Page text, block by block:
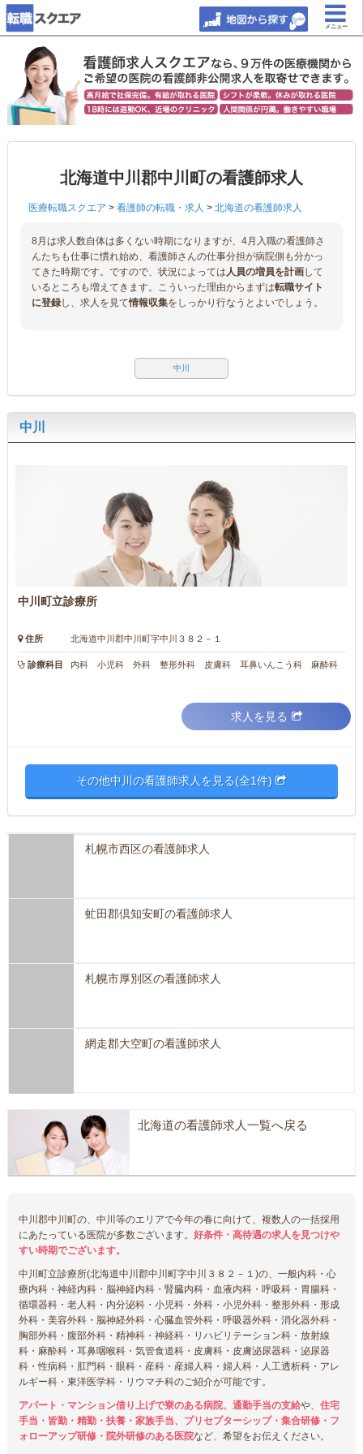
メニュー
北海道中川郡中川町の看護師求人
医療転職スクエア > 看護師の転職・求人 > 北海道の看護師求人
8月は求人数自体は多くない時期になりますが、4月入職の看護師さ
んたちも仕事に慣れ始め、看護師さんの仕事分担が病院側も分かっ
てきた時期です。ですので、状況によっては人員の増員を計画して
いるところも増えてきます。こういった理由からまずは転職サイト
に登録し、求人を見て情報収集をしっかり行なうとよいでしょう。
中川
中川
中川町立診療所
住所 北海道中川郡中川町字中川３８２－１
診療科目 内科 小児科 外科 整形外科 皮膚科 耳鼻いんこう科 麻酔科
求人を見る
その他中川の看護師求人を見る(全1件)
札幌市西区の看護師求人
虻田郡倶知安町の看護師求人
札幌市厚別区の看護師求人
網走郡大空町の看護師求人
北海道の看護師求人一覧へ戻る
中川郡中川町の、中川等のエリアで今年の春に向けて、複数人の一括採用
にあたっている医院が多数ございます。 好条件・高待遇の求人を見つけや
すい時期でございます。
中川町立診療所(北海道中川郡中川町字中川３８２－１)の、一般内科・心
療内科・神経内科・脳神経内科・腎臓内科・血液内科・呼吸科・胃腸科・
循環器科・老人科・内分泌科・小児科・外科・小児外科・整形外科・形成
外科・美容外科・脳神経外科・心臓血管外科・呼吸器外科・消化器外科・
胸部外科・腹部外科・精神科・神経科・リハビリテーション科・放射線
科・麻酔科・耳鼻咽喉科・気管食道科・皮膚科・皮膚泌尿器科・泌尿器
科・性病科・肛門科・眼科・産科・産婦人科・婦人科・人工透析科・アレ
ルギー科・東洋医学科・リウマチ科のご紹介が可能です。
アパート・マンション借り上げで寮のある病院、通勤手当の支給や、 住宅
手当・皆勤・精勤・扶養・家族手当、プリセプターシップ・集合研修・フ
ォローアップ研修・院外研修のある医院など、希望をお伝えください。